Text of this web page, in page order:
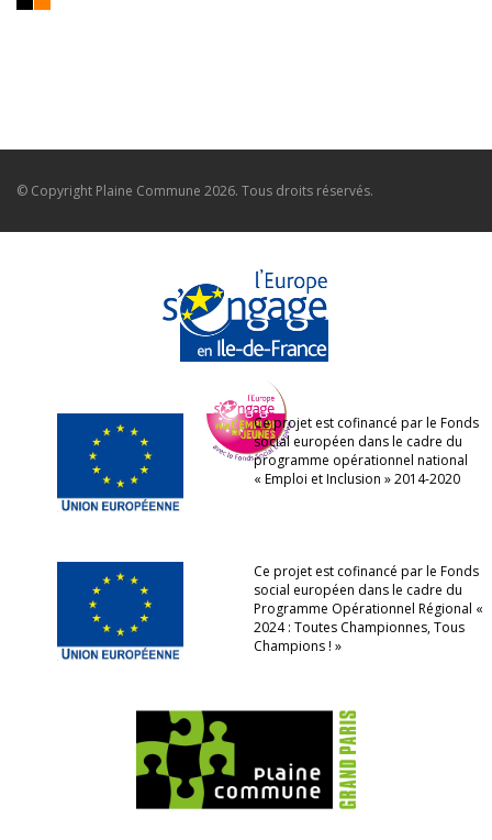
© Copyright Plaine Commune 2026. Tous droits réservés.
Ce projet est cofinancé par le Fonds
social européen dans le cadre du
programme opérationnel national
« Emploi et Inclusion » 2014-2020
Ce projet est cofinancé par le Fonds
social européen dans le cadre du
Programme Opérationnel Régional «
2024 : Toutes Championnes, Tous
Champions ! »